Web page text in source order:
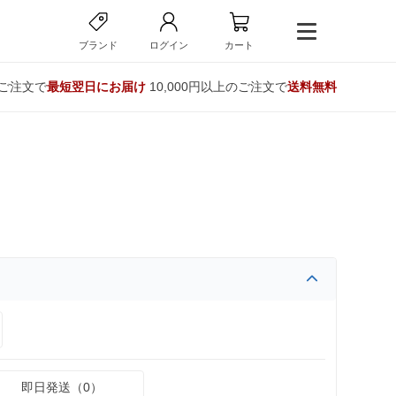
ブランド ログイン カート
注文で最短翌日にお届け10,000円以上のご注文で送料無料
即日発送（0）